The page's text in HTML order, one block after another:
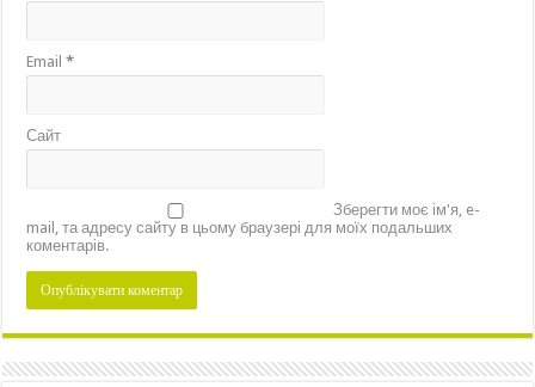
Email*
Сайт
Зберегти моє ім'я, e-
mail, та адресу сайту в цьому браузері для моїх подальших
коментарів.